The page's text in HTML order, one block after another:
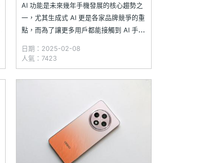
AI 功能是未來幾年手機發展的核心趨勢之
一，尤其生成式 AI 更是各家品牌競爭的重
點，而為了讓更多用戶都能接觸到 AI 手機
價手機也能享有生成式 AI 功能。至於這款
Reno12 F 除了具備 AI 應用外，相機功能
也與 Reno12 系
日期：2025-02-08
人氣：7423